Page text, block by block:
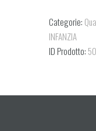
Categorie:
INFANZIA
ID Prodotto: